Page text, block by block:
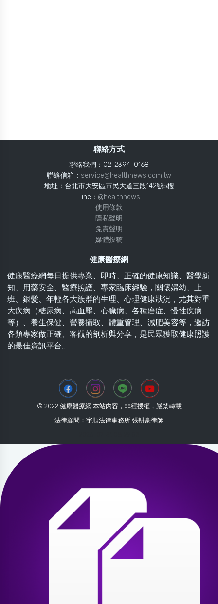
聯絡方式
聯絡我們：02-2394-0168
聯絡信箱： service@healthnews.com.tw
地址：台北市大安區市民大道三段142號5樓
Line： @healthnews
使用條款
隱私聲明
免責聲明
媒體投稿
健康醫療網
健康醫療網每日提供專業、即時、正確的健康知識、醫學新
知、用藥安全、醫療照護、專家臨床經驗，關懷婦幼、上
班、銀髮、年輕各大族群的生理、心理健康狀況，尤其對重
大疾病（糖尿病、高血壓、心臟病、各種癌症、慢性疾病
等）、養生保健、營養攝取、體重管理、減肥美容等，邀訪
各類專家做正確、客觀的剖析與分享，是民眾獲取健康照護
的最佳資訊平台。
© 2022 健康醫療網 本站內容，非經授權，嚴禁轉載
法律顧問：宇順法律事務所 張耕豪律師